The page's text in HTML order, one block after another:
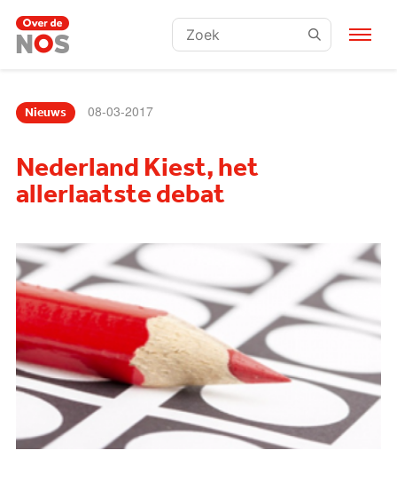
Zoeken:
Nieuws 08-03-2017
Nederland Kiest, het
allerlaatste debat